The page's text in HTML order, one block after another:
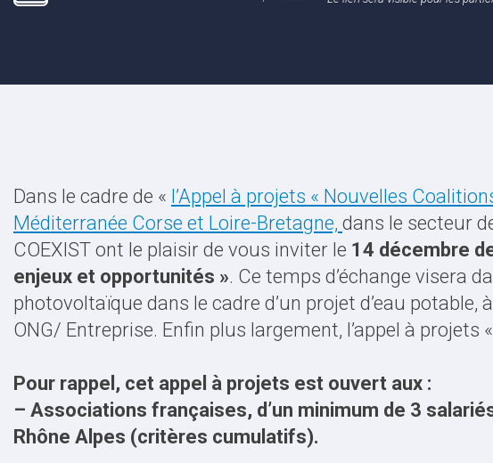
Dans le cadre de « l’Appel à projets « Nouvelles
Méditerranée Corse et Loire-Bretagne, dans le secteur
COEXIST ont le plaisir de vous inviter le 14 décembre
enjeux et opportunités ». Ce temps d’échange visera
photovoltaïque dans le cadre d’un projet d’eau
ONG/ Entreprise. Enfin plus largement, l’appel à
Pour rappel, cet appel à projets est ouvert aux :
– Associations françaises, d’un minimum de 3
Rhône Alpes (critères cumulatifs).